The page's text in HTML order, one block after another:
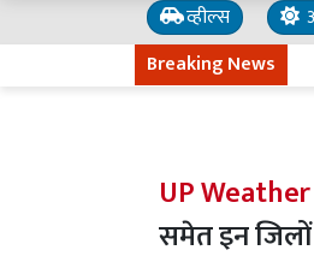
व्हील्स
Breaking News
UP
समेत इन